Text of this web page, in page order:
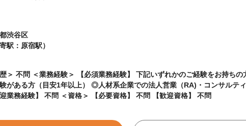
渋谷区
寄駅：原宿駅）
業務経験】 下記いずれかのご経験をお持ちの方 ◎中途採用業務の
がある方（目安1年以上） ◎人材系企業での法人営業（RA)・コンサルテ
【歓迎業務経験】 不問 ＜資格＞ 【必要資格】 不問 【歓迎資格】 不問